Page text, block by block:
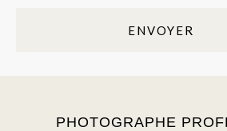
ENVOYER
PHOTOGRAPHE